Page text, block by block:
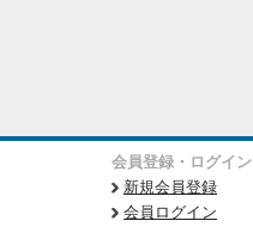
会員登録・ログイン
新規会員登録
会員ログイン